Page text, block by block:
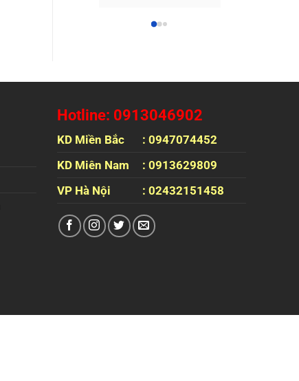
Hotline: 0913046902
KD Miền Bắc
: 0947074452
KD Miên Nam
: 0913629809
VP Hà Nội
: 02432151458